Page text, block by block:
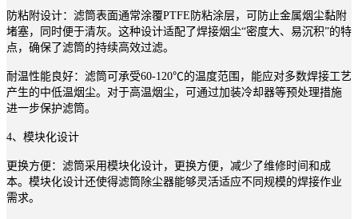
防粘附设计：滤筒表面通常涂覆PTFE防粘涂层，可防止金属烟尘黏附
堵塞，同时便于清灰。这种设计适配了焊接烟尘“密度大、易沉积”的特
点，确保了滤筒的持续高效过滤。
耐温性能良好：滤筒可承受60-120℃的温度范围，能应对多数焊接工艺
产生的中低温烟尘。对于高温烟尘，可通过加装冷却器等预处理措施
进一步保护滤筒。
4、模块化设计
更换方便：滤筒采用模块化设计，更换方便，减少了维修时间和成
本。模块化设计还使得滤筒除尘器能够灵活适应不同规模的焊接作业
需求。